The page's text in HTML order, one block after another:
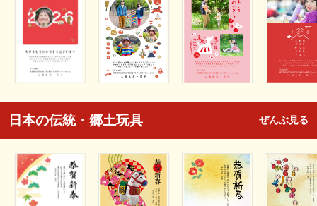
日本の伝統・郷土玩具 ぜんぶ見る